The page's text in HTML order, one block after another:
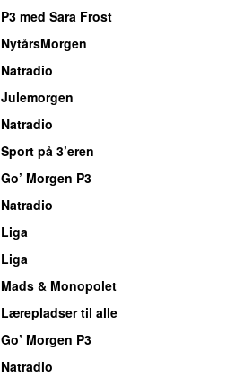
P3 med Sara Frost
NytårsMorgen
Natradio
Julemorgen
Natradio
Sport på 3’eren
Go’ Morgen P3
Natradio
Liga
Liga
Mads & Monopolet
Lærepladser til alle
Go’ Morgen P3
Natradio